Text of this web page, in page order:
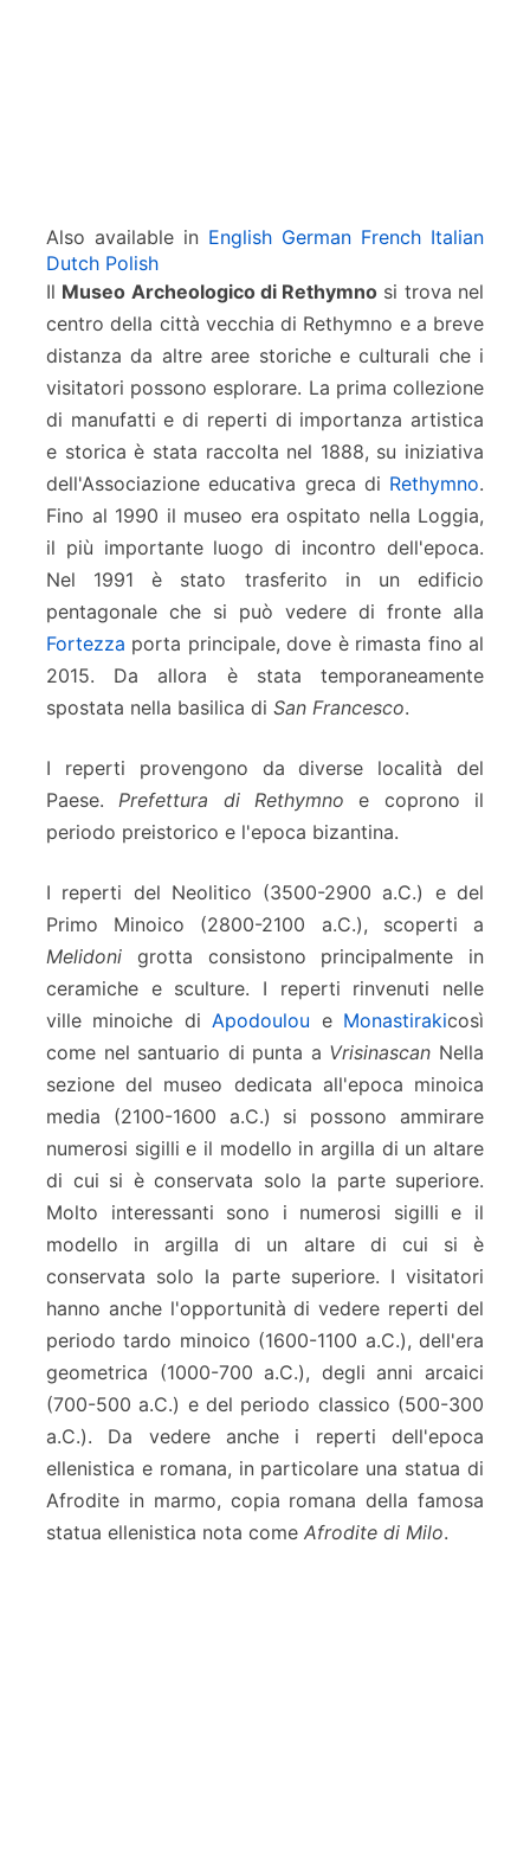
Also available in English German French Italian
Dutch Polish
Il Museo Archeologico di Rethymno si trova nel
centro della città vecchia di Rethymno e a breve
distanza da altre aree storiche e culturali che i
visitatori possono esplorare. La prima collezione
di manufatti e di reperti di importanza artistica
e storica è stata raccolta nel 1888, su iniziativa
dell'Associazione educativa greca di Rethymno.
Fino al 1990 il museo era ospitato nella Loggia,
il più importante luogo di incontro dell'epoca.
Nel 1991 è stato trasferito in un edificio
pentagonale che si può vedere di fronte alla
Fortezza porta principale, dove è rimasta fino al
2015. Da allora è stata temporaneamente
spostata nella basilica di San Francesco.
I reperti provengono da diverse località del
Paese. Prefettura di Rethymno e coprono il
periodo preistorico e l'epoca bizantina.
I reperti del Neolitico (3500-2900 a.C.) e del
Primo Minoico (2800-2100 a.C.), scoperti a
Melidoni grotta consistono principalmente in
ceramiche e sculture. I reperti rinvenuti nelle
ville minoiche di Apodoulou e Monastirakicosì
come nel santuario di punta a Vrisinascan Nella
sezione del museo dedicata all'epoca minoica
media (2100-1600 a.C.) si possono ammirare
numerosi sigilli e il modello in argilla di un altare
di cui si è conservata solo la parte superiore.
Molto interessanti sono i numerosi sigilli e il
modello in argilla di un altare di cui si è
conservata solo la parte superiore. I visitatori
hanno anche l'opportunità di vedere reperti del
periodo tardo minoico (1600-1100 a.C.), dell'era
geometrica (1000-700 a.C.), degli anni arcaici
(700-500 a.C.) e del periodo classico (500-300
a.C.). Da vedere anche i reperti dell'epoca
ellenistica e romana, in particolare una statua di
Afrodite in marmo, copia romana della famosa
statua ellenistica nota come Afrodite di Milo.